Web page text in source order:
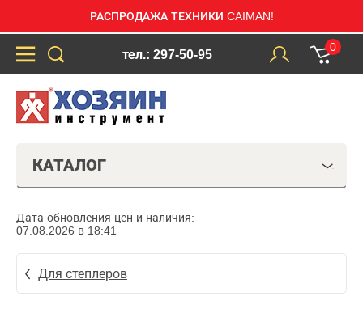
РАСПРОДАЖА ТЕХНИКИ CAIMAN!
тел.: 297-50-95
0
КАТАЛОГ
Дата обновления цен и наличия:
07.08.2026 в 18:41
Для степлеров